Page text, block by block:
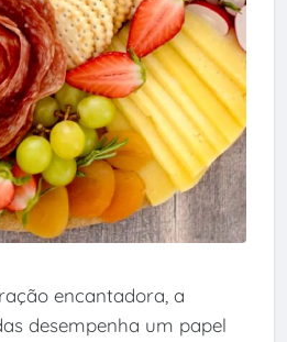
encantadora, a
desempenha um papel